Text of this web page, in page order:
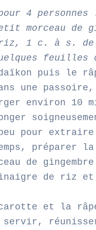
4
morceau de
1 c. à s. de
puis le
une
environ 10
pour extraire
préparer la
de
de riz et
et la
servir,